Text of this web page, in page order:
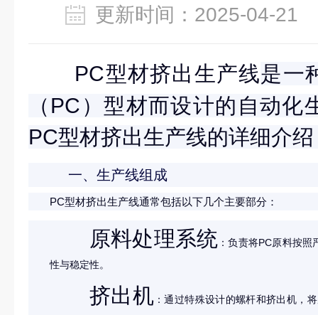
更新时间：2025-04-
PC型材挤出生产线是一
（PC）型材而设计的自动化
PC型材挤出生产线的详细介
一、生产线组成
PC型材挤出生产线通常包括以下几个主要部分：
原料处理系统 ：负责将PC原料按
性与稳定性。
挤出机 ：通过特殊设计的螺杆和挤出机，